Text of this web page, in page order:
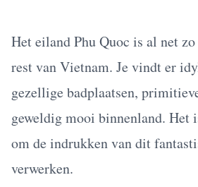
Het eiland Phu Quoc is al net
rest van Vietnam. Je vindt er
gezellige badplaatsen,
geweldig mooi binnenland. Het
om de indrukken van dit
verwerken.